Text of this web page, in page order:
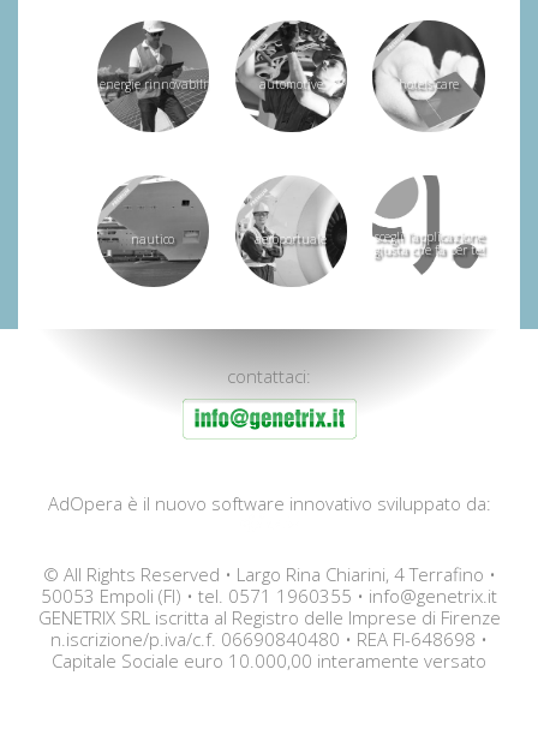
energie rinnovabili automotive hotels care
nautico aeroportuale scegli l'applicazione
giusta che fa per te!
contattaci:
AdOpera è il nuovo software innovativo sviluppato da:
© All Rights Reserved • Largo Rina Chiarini, 4 Terrafino •
50053 Empoli (FI) • tel. 0571 1960355 • info@genetrix.it
GENETRIX SRL iscritta al Registro delle Imprese di Firenze
n.iscrizione/p.iva/c.f. 06690840480 • REA FI-648698 •
Capitale Sociale euro 10.000,00 interamente versato